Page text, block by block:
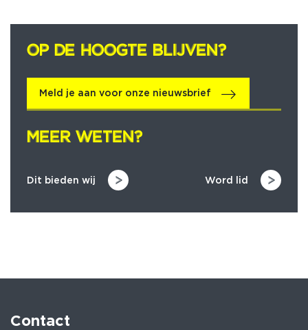
OP DE HOOGTE BLIJVEN?
OP DE HOOGTE BLIJVEN?
Meld je aan voor onze nieuwsbrief
MEER WETEN?
MEER WETEN?
Dit bieden wij Word lid
Contact